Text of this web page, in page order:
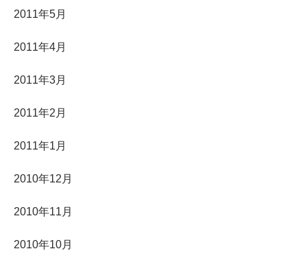
2011年5月
2011年4月
2011年3月
2011年2月
2011年1月
2010年12月
2010年11月
2010年10月